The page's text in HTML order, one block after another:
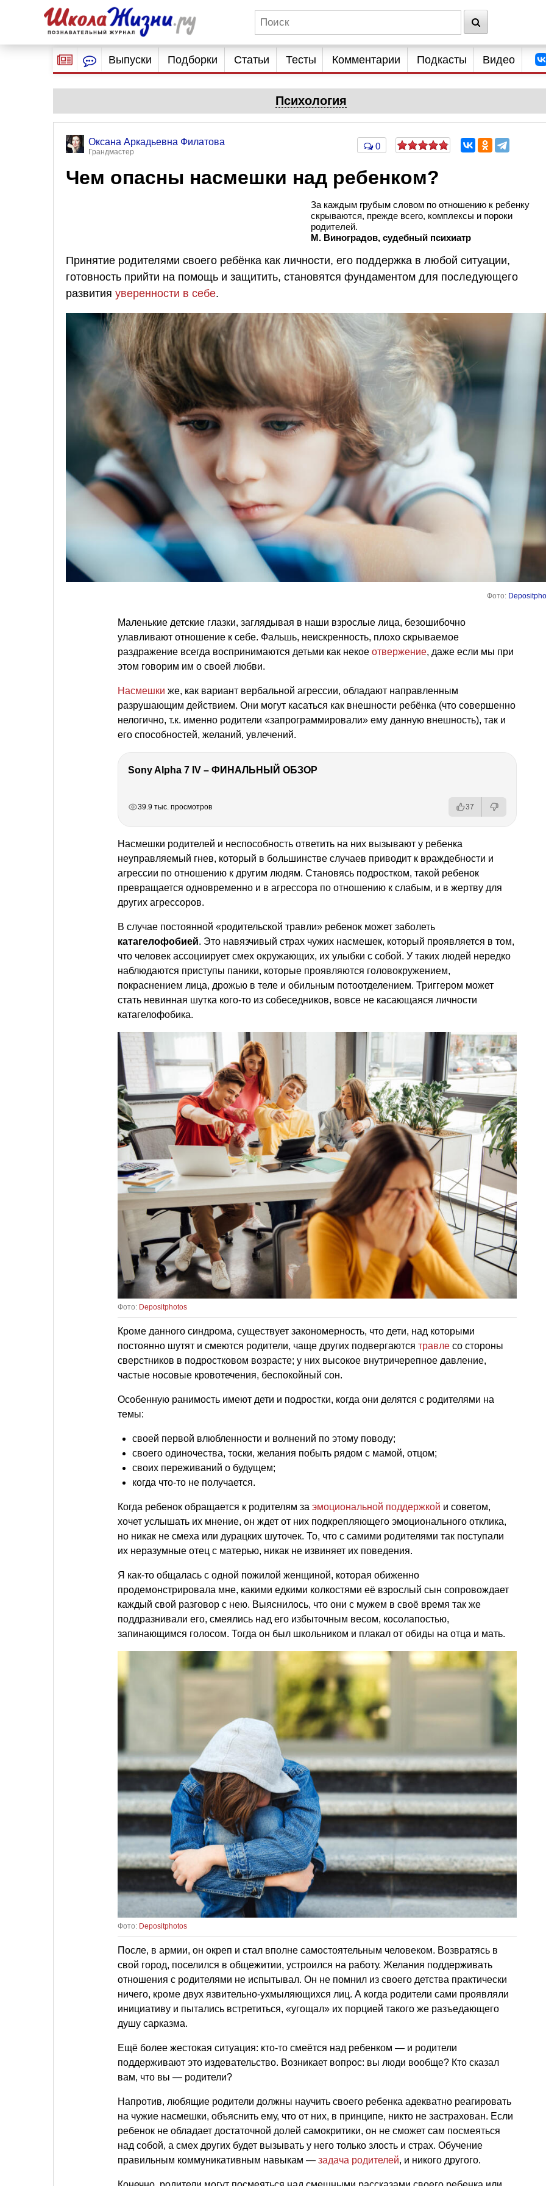
Выпуски Подборки Статьи Тесты Комментарии Подкасты Видео
Психология
Оксана Аркадьевна Филатова
Грандмастер
0
Чем опасны насмешки над ребенком?
За каждым грубым словом по отношению к ребенку
скрываются, прежде всего, комплексы и пороки
родителей.
М. Виноградов, судебный психиатр
Принятие родителями своего ребёнка как личности, его поддержка в любой ситуации,
готовность прийти на помощь и защитить, становятся фундаментом для последующего
развития уверенности в себе.
Фото:
Маленькие детские глазки, заглядывая в наши взрослые лица, безошибочно
улавливают отношение к себе. Фальшь, неискренность, плохо скрываемое
раздражение всегда воспринимаются детьми как некое отвержение, даже если мы при
этом говорим им о своей любви.
Насмешки же, как вариант вербальной агрессии, обладают направленным
разрушающим действием. Они могут касаться как внешности ребёнка (что совершенно
нелогично, т.к. именно родители «запрограммировали» ему данную внешность), так и
его способностей, желаний, увлечений.
Sony Alpha 7 IV – ФИНАЛЬНЫЙ ОБЗОР
39.9 тыс. просмотров 37
Насмешки родителей и неспособность ответить на них вызывают у ребенка
неуправляемый гнев, который в большинстве случаев приводит к враждебности и
агрессии по отношению к другим людям. Становясь подростком, такой ребенок
превращается одновременно и в агрессора по отношению к слабым, и в жертву для
других агрессоров.
В случае постоянной «родительской травли» ребенок может заболеть
катагелофобией. Это навязчивый страх чужих насмешек, который проявляется в том,
что человек ассоциирует смех окружающих, их улыбки с собой. У таких людей нередко
наблюдаются приступы паники, которые проявляются головокружением,
покраснением лица, дрожью в теле и обильным потоотделением. Триггером может
стать невинная шутка кого-то из собеседников, вовсе не касающаяся личности
катагелофобика.
Фото: Depositphotos
Кроме данного синдрома, существует закономерность, что дети, над которыми
постоянно шутят и смеются родители, чаще других подвергаются травле со стороны
сверстников в подростковом возрасте; у них высокое внутричерепное давление,
частые носовые кровотечения, беспокойный сон.
Особенную ранимость имеют дети и подростки, когда они делятся с родителями на
темы:
своей первой влюбленности и волнений по этому поводу;
своего одиночества, тоски, желания побыть рядом с мамой, отцом;
своих переживаний о будущем;
когда что-то не получается.
Когда ребенок обращается к родителям за эмоциональной поддержкой и советом,
хочет услышать их мнение, он ждет от них подкрепляющего эмоционального отклика,
но никак не смеха или дурацких шуточек. То, что с самими родителями так поступали
их неразумные отец с матерью, никак не извиняет их поведения.
Я как-то общалась с одной пожилой женщиной, которая обиженно
продемонстрировала мне, какими едкими колкостями её взрослый сын сопровождает
каждый свой разговор с нею. Выяснилось, что они с мужем в своё время так же
поддразнивали его, смеялись над его избыточным весом, косолапостью,
запинающимся голосом. Тогда он был школьником и плакал от обиды на отца и мать.
Фото: Depositphotos
После, в армии, он окреп и стал вполне самостоятельным человеком. Возвратясь в
свой город, поселился в общежитии, устроился на работу. Желания поддерживать
отношения с родителями не испытывал. Он не помнил из своего детства практически
ничего, кроме двух язвительно-ухмыляющихся лиц. А когда родители сами проявляли
инициативу и пытались встретиться, «угощал» их порцией такого же разъедающего
душу сарказма.
Ещё более жестокая ситуация: кто-то смеётся над ребенком — и родители
поддерживают это издевательство. Возникает вопрос: вы люди вообще? Кто сказал
вам, что вы — родители?
Напротив, любящие родители должны научить своего ребенка адекватно реагировать
на чужие насмешки, объяснить ему, что от них, в принципе, никто не застрахован. Если
ребенок не обладает достаточной долей самокритики, он не сможет сам посмеяться
над собой, а смех других будет вызывать у него только злость и страх. Обучение
правильным коммуникативным навыкам — задача родителей, и никого другого.